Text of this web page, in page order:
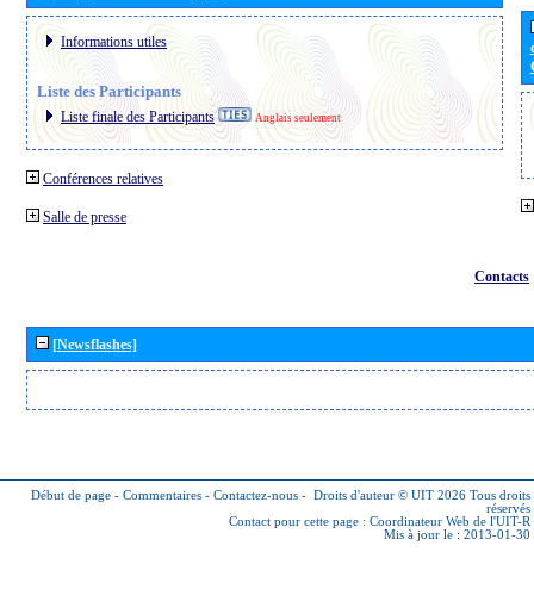
Informations utiles
Liste des Participants
Liste finale des Participants Anglais seulement
Conférences relatives
Salle de presse
Contacts
[Newsflashes]
Début de page - Commentaires - Contactez-nous - Droits d'auteur © UIT 2026 Tous droits
réservés
Contact pour cette page : Coordinateur Web de l'UIT-R
Mis à jour le : 2013-01-30